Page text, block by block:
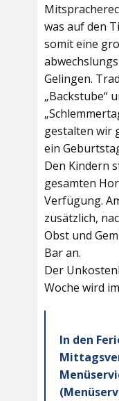
was auf den
somit eine
Gelingen.
„Backstube“
gestalten wir
ein
Den Kindern
gesamten
Verfügung.
zusätzlich,
Obst und
Bar an.
Der
Woche wird
In den